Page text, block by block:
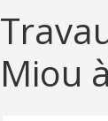
Miou